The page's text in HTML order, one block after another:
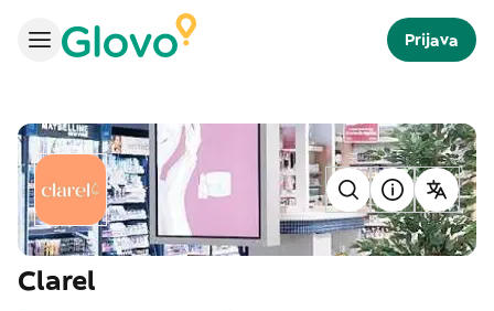
Prijava
Clarel